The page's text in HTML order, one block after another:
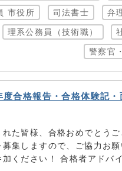
市役所
司法書士 弁
理系公務員（技術職）
警察官
度合格報告・合格体験記
た皆様、合格おめでとう
集しますので、ご協力お
ください！ 合格者アドバ